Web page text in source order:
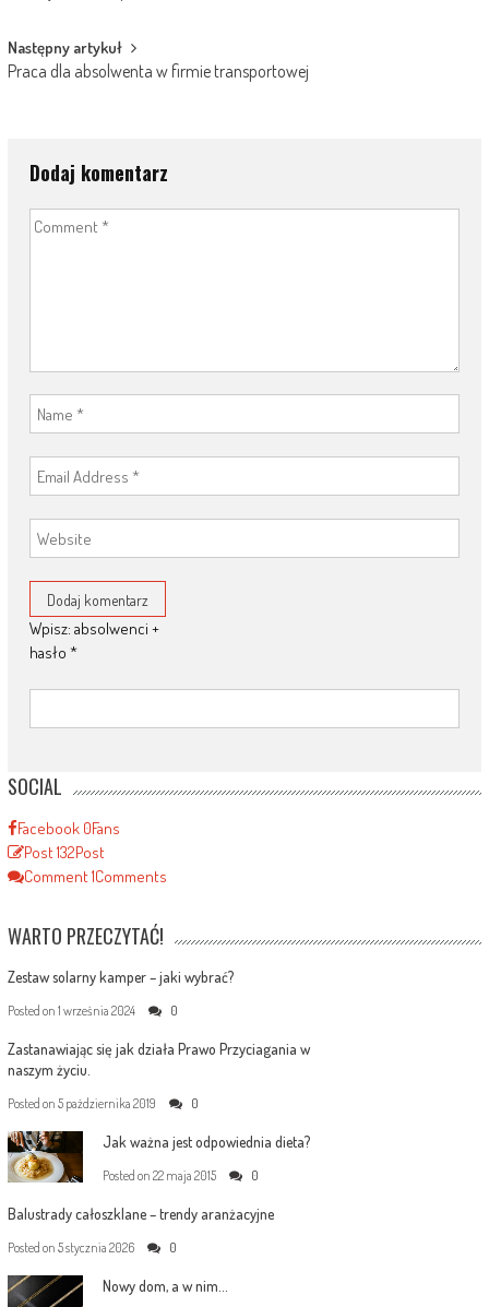
navigation
Następny artykuł
Praca dla absolwenta w firmie transportowej
Dodaj komentarz
Wpisz: absolwenci +
hasło *
SOCIAL
Facebook 0Fans
Post132Post
Comment1Comments
WARTO PRZECZYTAĆ!
Zestaw solarny kamper – jaki wybrać?
Posted on 1 września 2024 0
Zastanawiając się jak działa Prawo Przyciagania w
naszym życiu.
Posted on 5 października 2019 0
Jak ważna jest odpowiednia dieta?
Posted on 22 maja 2015 0
Balustrady całoszklane – trendy aranżacyjne
Posted on 5 stycznia 2026 0
Nowy dom, a w nim…